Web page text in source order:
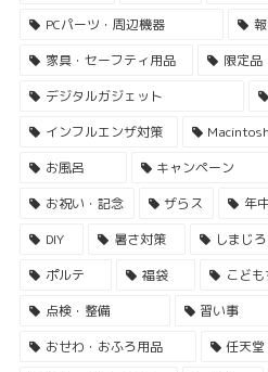
PCパーツ・周辺機器
家具・セーフティ用品
限定品
デジタルガジェット
インフルエンザ対策
Macintosh
お風呂
キャンペーン
お祝い・記念
ザらス 年
DIY
暑さ対策 しまじ
ポルテ
福袋 こど
点検・整備
習い事
おせわ・おふろ用品
任天堂